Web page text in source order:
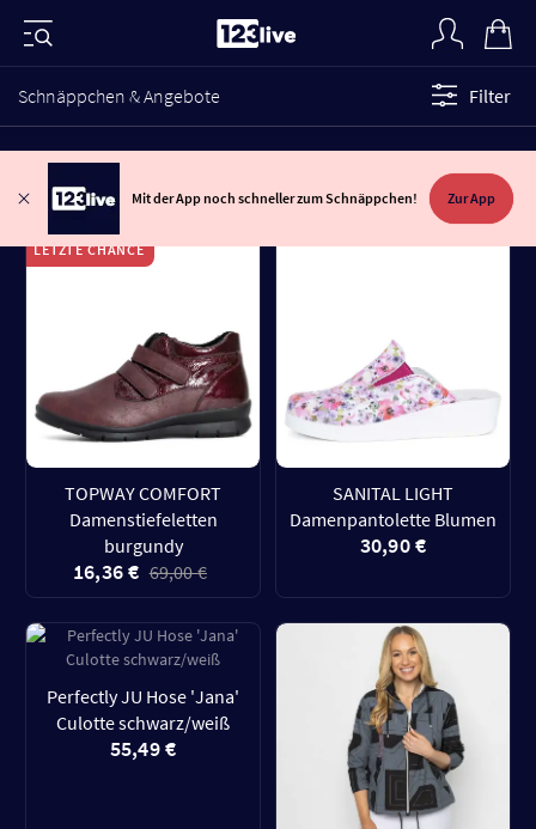
Schnäppchen & Angebote Filter
Mit der App noch schneller zum Schnäppchen! Zur App
LETZTE CHANCE
TOPWAY COMFORT
Damenstiefeletten
burgundy
16,36 € 69,00 €
SANITAL LIGHT
Damenpantolette Blumen
30,90 €
Perfectly JU Hose 'Jana'
Culotte schwarz/weiß
55,49 €